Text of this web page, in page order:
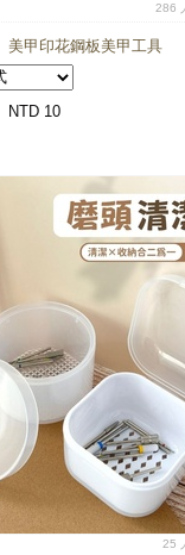
286
美甲印花鋼板美甲工具
NTD 10
25